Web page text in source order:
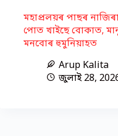
মহাপ্ৰলয়ৰ পাছৰ
পোত খাইছে বোকাত,
মনবোৰ হুমুনিয়াহত
Arup Kalita
জুলাই 28,